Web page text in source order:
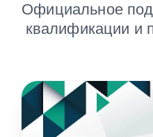
Официальное
квалификации и